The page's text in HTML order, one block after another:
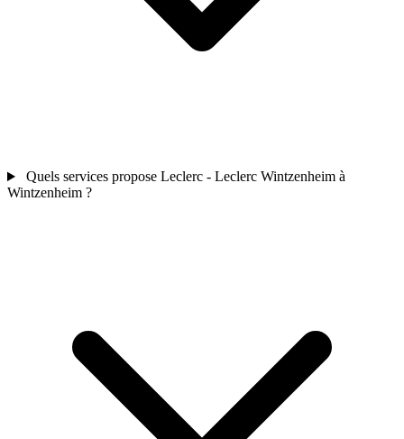
Quels services propose Leclerc - Leclerc Wintzenheim à
Wintzenheim ?